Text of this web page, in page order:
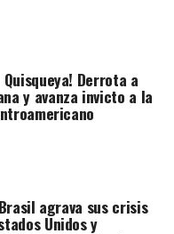
Derrota a
y avanza invicto a la
agrava sus crisis
Unidos y